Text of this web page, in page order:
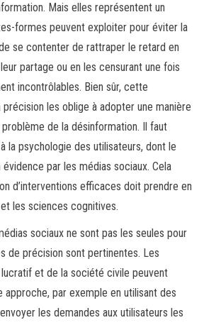
Mais elles représentent un
formes peuvent exploiter pour éviter la
se contenter de rattraper le retard en
partage ou en les censurant une fois
incontrôlables. Bien sûr, cette
les oblige à adopter une manière
de la désinformation. Il faut
la psychologie des utilisateurs, dont le
par les médias sociaux. Cela
d’interventions efficaces doit prendre en
les sciences cognitives.
sociaux ne sont pas les seules pour
de précision sont pertinentes. Les
et de la société civile peuvent
par exemple en utilisant des
les demandes aux utilisateurs les